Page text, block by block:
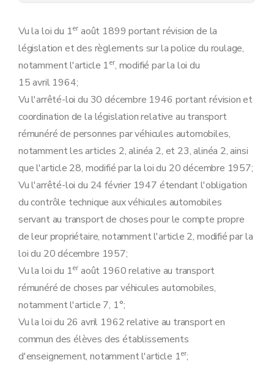
Art. 16
Art. 16ter
Chapitre 3 Affectation et chargement.
Art. 18
Art. 19
Art. 21
Art. 22
Contrôle technique.
Art. 23
Art. 23bis
Art. 23 ter
Art. 23quater
Art. 23quinquies
Art. 23
sexies
Art. 23septies
Art. 23octies
Art. 23
novies
Art. 23decies
Art. 23undecies
Chapitre 5 Utilisation.
Art. 24
Art. 25
Art. 26
Chapitre 6 Construction.
Art. 27
Art. 27bis
Art. 28
Vu la loi du 1er août 1899 portant révision de la
législation et des règlements sur la police du roulage,
notamment l'article 1er, modifié par la loi du
15 avril 1964;
Vu l'arrêté-loi du 30 décembre 1946 portant révision et
coordination de la législation relative au transport
rémunéré de personnes par véhicules automobiles,
notamment les articles 2, alinéa 2, et 23, alinéa 2, ainsi
que l'article 28, modifié par la loi du 20 décembre 1957;
Vu l'arrêté-loi du 24 février 1947 étendant l'obligation
du contrôle technique aux véhicules automobiles
servant au transport de choses pour le compte propre
de leur propriétaire, notamment l'article 2, modifié par la
loi du 20 décembre 1957;
Vu la loi du 1er août 1960 relative au transport
rémunéré de choses par véhicules automobiles,
notamment l'article 7, 1°;
Vu la loi du 26 avril 1962 relative au transport en
commun des élèves des établissements
d'enseignement, notamment l'article 1er;